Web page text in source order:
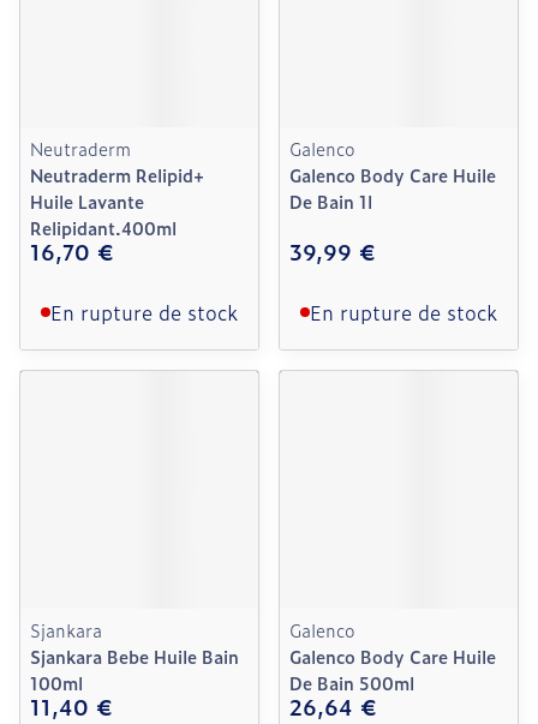
Neutraderm
Neutraderm Relipid+
Huile Lavante
Relipidant.400ml
16,70 €
En rupture de stock
Galenco
Galenco Body Care Huile
De Bain 1l
39,99 €
En rupture de stock
Sjankara
Sjankara Bebe Huile Bain
100ml
11,40 €
Galenco
Galenco Body Care Huile
De Bain 500ml
26,64 €